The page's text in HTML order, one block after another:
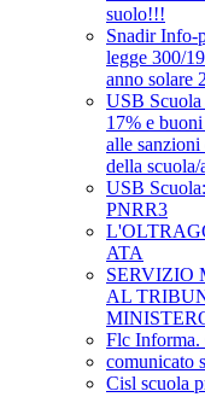
suolo!!!
Snadir Info-
legge 300/
anno solare
USB Scuola
17% e
alle sanzioni
della scuola/
USB
PNRR3
ATA
SERVIZIO
AL
Flc Informa.
comunicato
Cisl scuola